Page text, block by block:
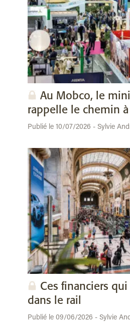
Au Mobco, le
rappelle le chemin
Publié le 10/07/2026 - Sylvie
Ces financiers
dans le rail
Publié le 09/06/2026 - Sylvie